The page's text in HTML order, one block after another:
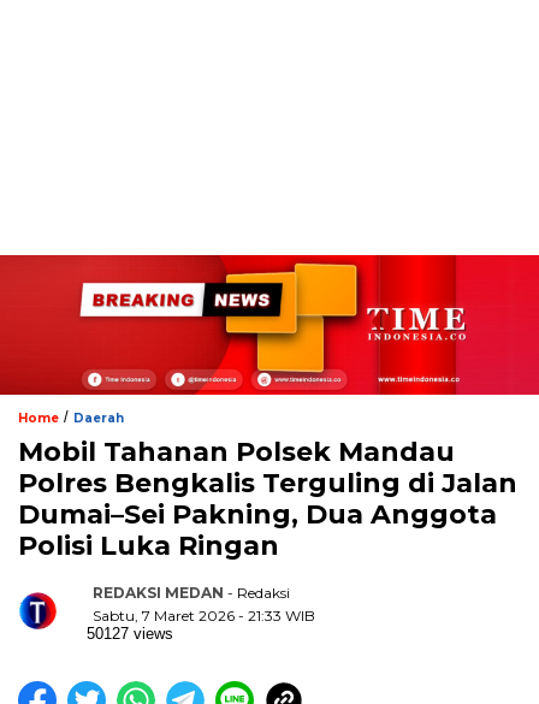
Home / Daerah
Mobil Tahanan Polsek Mandau
Polres Bengkalis Terguling di Jalan
Dumai–Sei Pakning, Dua Anggota
Polisi Luka Ringan
REDAKSI MEDAN - Redaksi
Sabtu, 7 Maret 2026 - 21:33 WIB
50127 views